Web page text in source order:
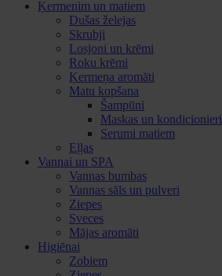
Ķermenim un matiem
Dušas želejas
Skrubji
Losjoni un krēmi
Roku krēmi
Ķermeņa aromāti
Matu kopšana
Šampūni
Maskas un kondicionieri
Serumi matiem
Eļļas
Vannai un SPA
Vannas bumbas
Vannas sāls un pulveri
Ziepes
Sveces
Mājas aromāti
Higiēnai
Zobiem